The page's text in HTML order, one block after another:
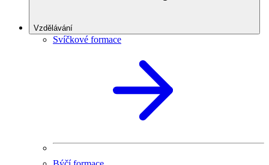
Vzdělávání
Svíčkové formace